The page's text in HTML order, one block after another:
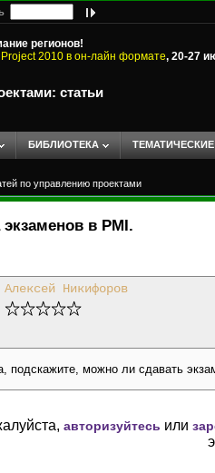
регионов!
2010 в он-лайн формате, 20-27
статьи
БИБЛИОТЕКА
по управлению проектами
в PMI.
Алексей Никифоров
подскажите, можно ли сдавать
авторизуйтесь или